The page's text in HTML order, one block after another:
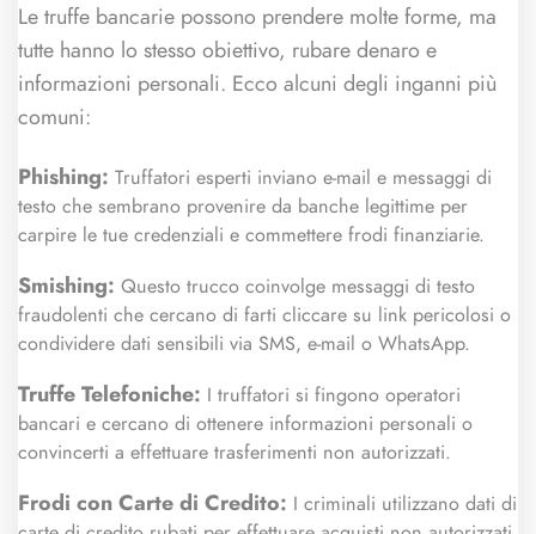
Le truffe bancarie possono prendere molte forme, ma
tutte hanno lo stesso obiettivo, rubare denaro e
informazioni personali. Ecco alcuni degli inganni più
comuni:
Phishing: Truffatori esperti inviano e-mail e messaggi di
testo che sembrano provenire da banche legittime per
carpire le tue credenziali e commettere frodi finanziarie.
Smishing: Questo trucco coinvolge messaggi di testo
fraudolenti che cercano di farti cliccare su link pericolosi o
condividere dati sensibili via SMS, e-mail o WhatsApp.
Truffe Telefoniche: I truffatori si fingono operatori
bancari e cercano di ottenere informazioni personali o
convincerti a effettuare trasferimenti non autorizzati.
Frodi con Carte di Credito: I criminali utilizzano dati di